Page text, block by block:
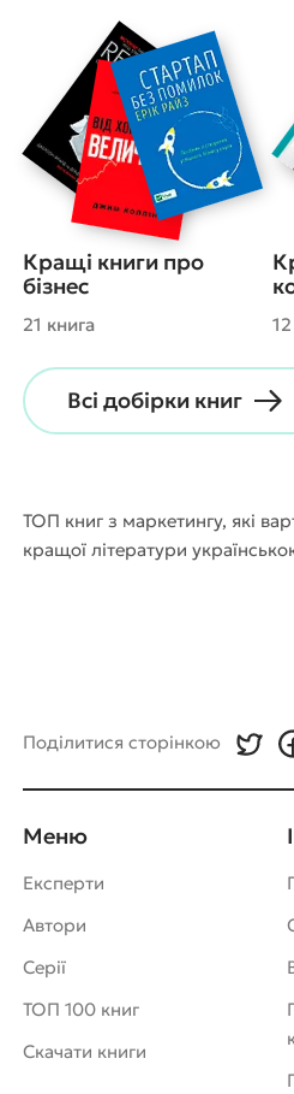
Кращі книги про
бізнес
21 книга
Всі добірки книг
ТОП книг з маркетингу, які
кращої літератури
Поділитися сторінкою
Меню
Експерти
Автори
Серії
ТОП 100 книг
Скачати книги